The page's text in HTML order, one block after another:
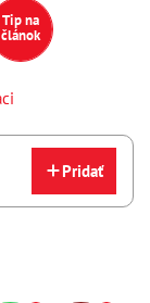
Tip na
článok
Pridať